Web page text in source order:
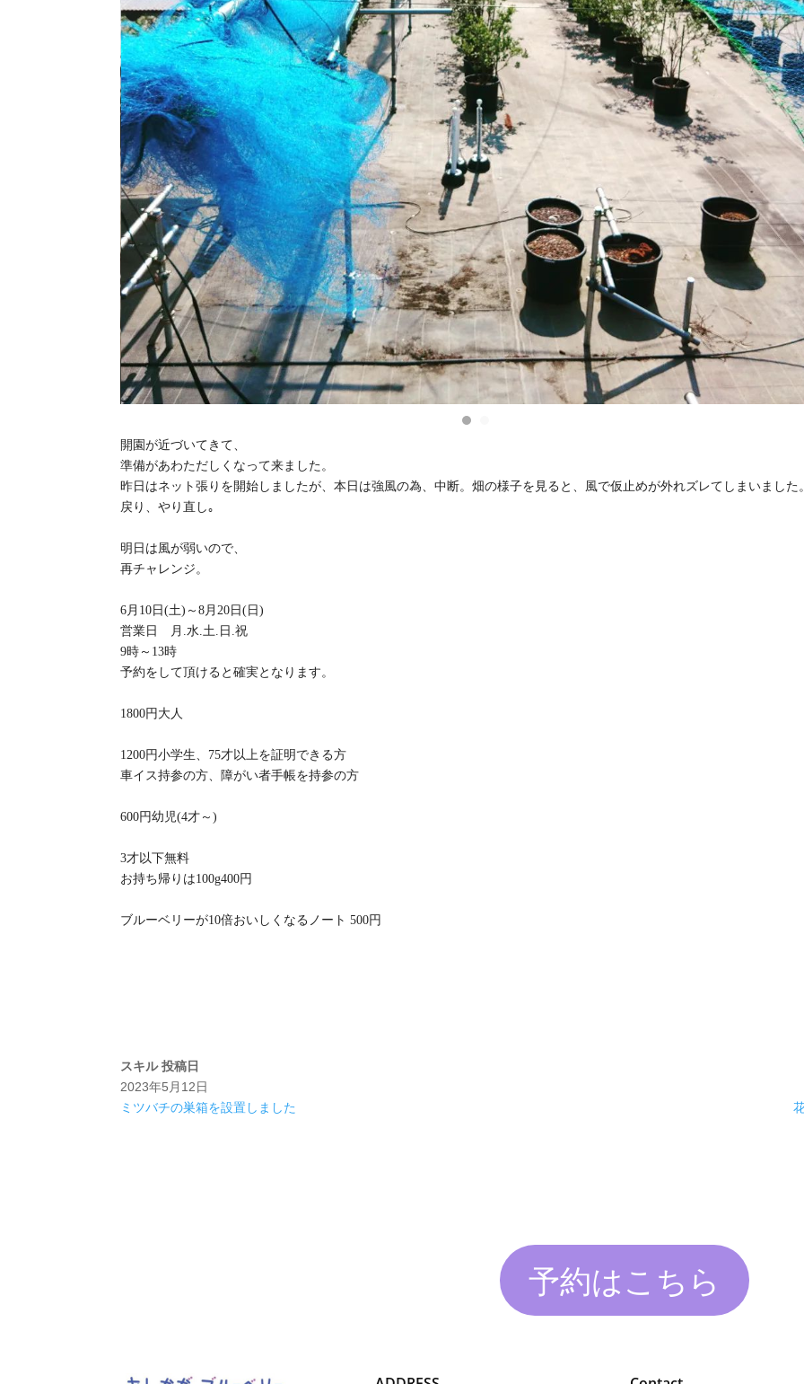
開園が近づいてきて、
準備があわただしくなって来ました。
昨日はネット張りを開始しましたが、本日は強風の為、中断。畑の様子を見ると、風で仮止めが外れズレてしまいました
戻り、やり直し｡
明日は風が弱いので、
再チャレンジ。
6月10日(土)～8月20日(日)
営業日 月.水.土.日.祝
9時～13時
予約をして頂けると確実となります。
1800円大人
1200円小学生、75才以上を証明できる方
車イス持参の方、障がい者手帳を持参の方
600円幼児(4才～)
3才以下無料
お持ち帰りは100g400円
ブルーベリーが10倍おいしくなるノート 500円
スキル 投稿日
2023年5月12日
ミツバチの巣箱を設置しました
予約はこちら